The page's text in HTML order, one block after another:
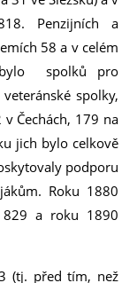
Penzijních a
58 a v celém
bylo spolků pro
spolky,
Čechách, 179 na
jich bylo celkově
podporu
Roku 1880
829 a roku 1890
(tj. před tím, než